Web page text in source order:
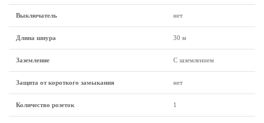
Выключатель нет
Длина шнура 30 м
Заземление C заземлением
Защита от короткого замыкания нет
Количество розеток 1